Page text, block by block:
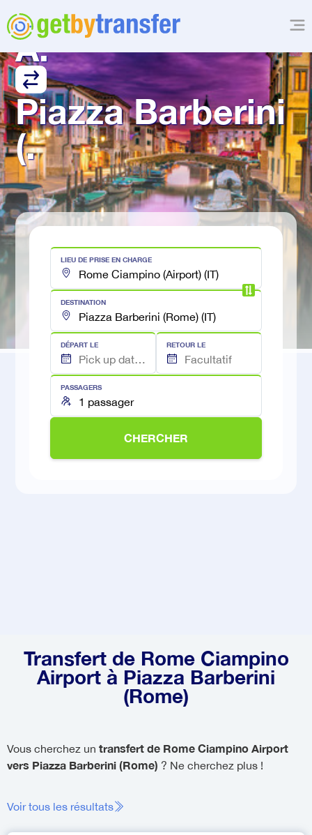
Rome Ciampino
A.
Piazza Barberini
(.
LIEU DE PRISE EN CHARGE
DESTINATION
DÉPART LE RETOUR LE
PASSAGERS
CHERCHER
Transfert de Rome Ciampino
Airport à Piazza Barberini
(Rome)
Vous cherchez un transfert de Rome Ciampino Airport
vers Piazza Barberini (Rome) ? Ne cherchez plus !
Voir tous les résultats